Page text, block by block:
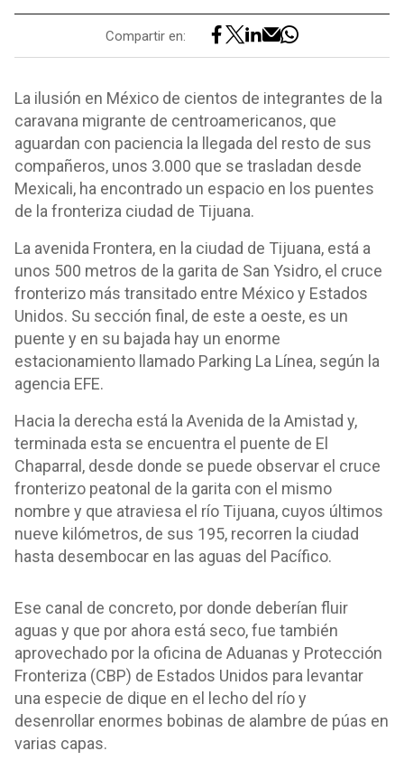
Compartir en:
La ilusión en México de cientos de integrantes de la
caravana migrante de centroamericanos, que
aguardan con paciencia la llegada del resto de sus
compañeros, unos 3.000 que se trasladan desde
Mexicali, ha encontrado un espacio en los puentes
de la fronteriza ciudad de Tijuana.
La avenida Frontera, en la ciudad de Tijuana, está a
unos 500 metros de la garita de San Ysidro, el cruce
fronterizo más transitado entre México y Estados
Unidos. Su sección final, de este a oeste, es un
puente y en su bajada hay un enorme
estacionamiento llamado Parking La Línea, según la
agencia EFE.
Hacia la derecha está la Avenida de la Amistad y,
terminada esta se encuentra el puente de El
Chaparral, desde donde se puede observar el cruce
fronterizo peatonal de la garita con el mismo
nombre y que atraviesa el río Tijuana, cuyos últimos
nueve kilómetros, de sus 195, recorren la ciudad
hasta desembocar en las aguas del Pacífico.
Ese canal de concreto, por donde deberían fluir
aguas y que por ahora está seco, fue también
aprovechado por la oficina de Aduanas y Protección
Fronteriza (CBP) de Estados Unidos para levantar
una especie de dique en el lecho del río y
desenrollar enormes bobinas de alambre de púas en
varias capas.